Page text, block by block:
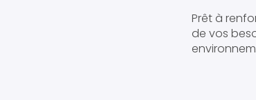
Prêt à
de vos